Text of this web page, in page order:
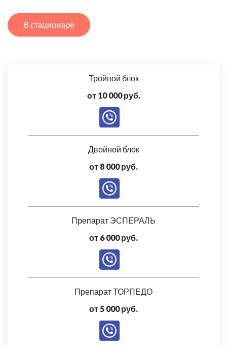
В стационаре
Тройной блок
от 10 000 руб.
Двойной блок
от 8 000 руб.
Препарат ЭСПЕРАЛЬ
от 6 000 руб.
Препарат ТОРПЕДО
от 5 000 руб.